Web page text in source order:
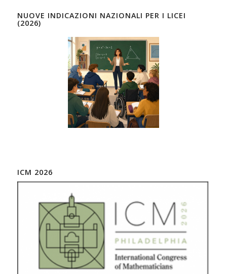
NUOVE INDICAZIONI NAZIONALI PER I LICEI
(2026)
ICM 2026